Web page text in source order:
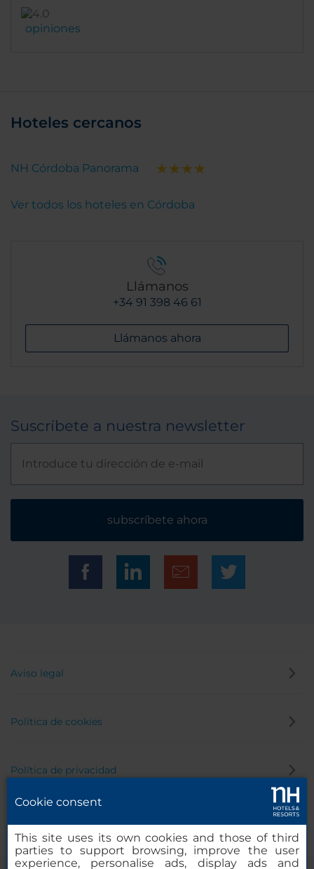
opiniones
Hoteles cercanos
NH Córdoba Panorama
Ver todos los hoteles en Córdoba
Llámanos
+34 91 398 46 61
Llámanos ahora
Suscríbete a nuestra newsletter
subscríbete ahora
Aviso legal
Política de cookies
Política de privacidad
Cookie consent
This site uses its own cookies and those of third
parties to support browsing, improve the user
experience, personalise ads, display ads and